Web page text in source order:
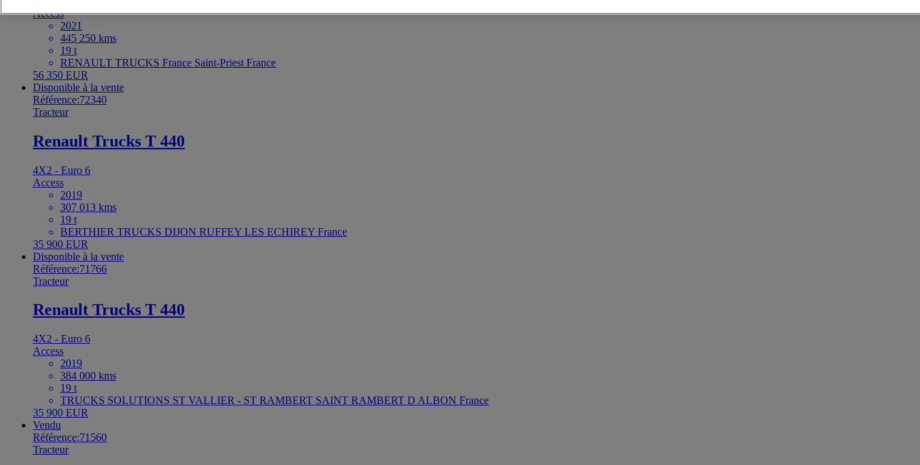
Access
2021
445 250 kms
19 t
RENAULT TRUCKS France Saint-Priest France
56 350 EUR
Disponible à la vente
Référence:72340
Tracteur
Renault Trucks T 440
4X2 - Euro 6
Access
2019
307 013 kms
19 t
BERTHIER TRUCKS DIJON RUFFEY LES ECHIREY France
35 900 EUR
Disponible à la vente
Référence:71766
Tracteur
Renault Trucks T 440
4X2 - Euro 6
Access
2019
384 000 kms
19 t
TRUCKS SOLUTIONS ST VALLIER - ST RAMBERT SAINT RAMBERT D ALBON France
35 900 EUR
Vendu
Référence:71560
Tracteur